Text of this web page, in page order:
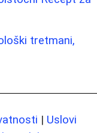
tretmani,
| Uslovi